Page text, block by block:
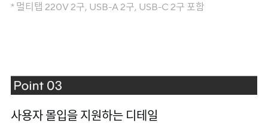
* 멀티탭 220V 2구, USB-A 2구, USB-C 2구 포함
사용자 몰입을 지원하는 디테일